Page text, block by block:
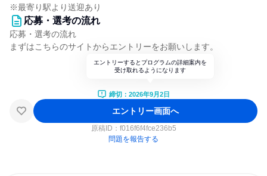
※最寄り駅より送迎あり
応募・選考の流れ
応募・選考の流れ
まずはこちらのサイトからエントリーをお願いします。
エントリーするとプログラムの詳細案内を
受け取れるようになります
締切：2026年9月2日
エントリー画面へ
原稿ID： f016f6f4fce236b5
問題を報告する